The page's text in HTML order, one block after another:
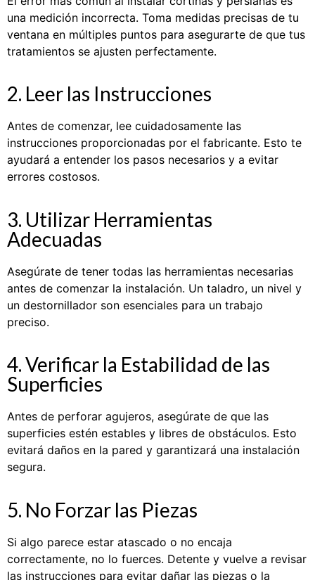
una medición incorrecta. Toma medidas precisas de tu
ventana en múltiples puntos para asegurarte de que tus
tratamientos se ajusten perfectamente.
2. Leer las Instrucciones
Antes de comenzar, lee cuidadosamente las
instrucciones proporcionadas por el fabricante. Esto te
ayudará a entender los pasos necesarios y a evitar
errores costosos.
3. Utilizar Herramientas
Adecuadas
Asegúrate de tener todas las herramientas necesarias
antes de comenzar la instalación. Un taladro, un nivel y
un destornillador son esenciales para un trabajo
preciso.
4. Verificar la Estabilidad de las
Superficies
Antes de perforar agujeros, asegúrate de que las
superficies estén estables y libres de obstáculos. Esto
evitará daños en la pared y garantizará una instalación
segura.
5. No Forzar las Piezas
Si algo parece estar atascado o no encaja
correctamente, no lo fuerces. Detente y vuelve a revisar
las instrucciones para evitar dañar las piezas o la